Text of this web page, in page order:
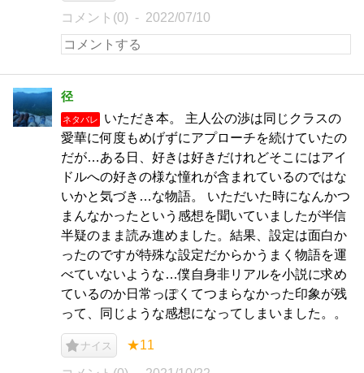
コメント(0) 2022/07/10
径
ネタバレ
いただき本。 主人公の渉は同じクラスの
愛華に何度もめげずにアプローチを続けていたの
だが…ある日、好きは好きだけれどそこにはアイ
ドルへの好きの様な憧れが含まれているのではな
いかと気づき…な物語。 いただいた時になんかつ
まんなかったという感想を聞いていましたが半信
半疑のまま読み進めました。結果、設定は面白か
ったのですが特殊な設定だからかうまく物語を運
べていないような…僕自身非リアルを小説に求め
ているのか日常っぽくてつまらなかった印象が残
って、同じような感想になってしまいました。。
ナイス ★11